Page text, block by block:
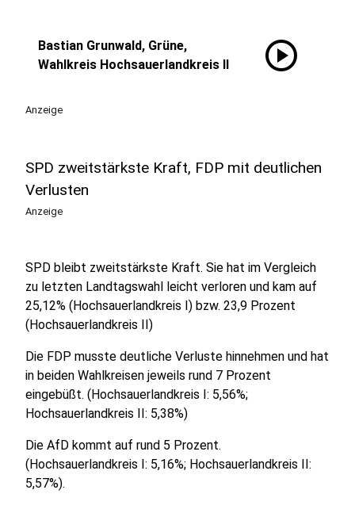
Bastian Grunwald, Grüne,
Wahlkreis Hochsauerlandkreis II
play_circle
Anzeige
SPD zweitstärkste Kraft, FDP mit deutlichen
Verlusten
Anzeige
SPD bleibt zweitstärkste Kraft. Sie hat im Vergleich
zu letzten Landtagswahl leicht verloren und kam auf
25,12% (Hochsauerlandkreis I) bzw. 23,9 Prozent
(Hochsauerlandkreis II)
Die FDP musste deutliche Verluste hinnehmen und hat
in beiden Wahlkreisen jeweils rund 7 Prozent
eingebüßt. (Hochsauerlandkreis I: 5,56%;
Hochsauerlandkreis II: 5,38%)
Die AfD kommt auf rund 5 Prozent.
(Hochsauerlandkreis I: 5,16%; Hochsauerlandkreis II:
5,57%).